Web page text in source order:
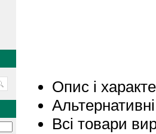
Опис і
Всі товари